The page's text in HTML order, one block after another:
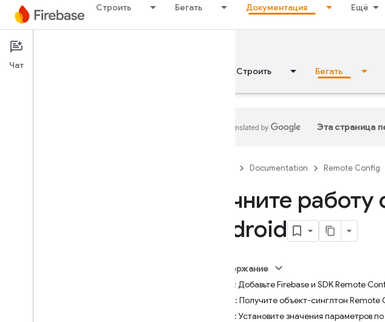
Строить Бегать Документация Ещё
Documentation
Обзор Строить Бегать
Эта страница
Documentation Remote Config
Начните
Android
Содержание
Шаг 1: Добавьте Firebase и SDK Remote
Шаг 2: Получите объект-синглтон Remote
Шаг 3: Установите значения параметров
Чат